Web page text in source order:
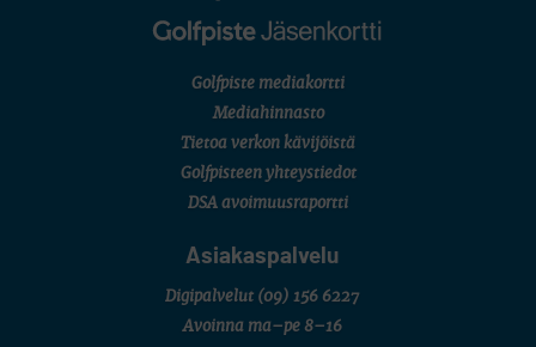
Golfpiste mediakortti
Mediahinnasto
Tietoa verkon kävijöistä
Golfpisteen yhteystiedot
DSA avoimuusraportti
Asiakaspalvelu
Digipalvelut (09) 156 6227
Avoinna ma–pe 8–16